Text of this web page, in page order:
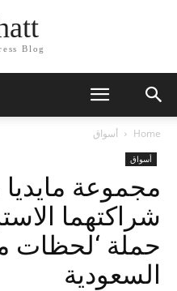
Blog
Home أسواق
أسواق
مجموعة
شراكتهما
حملة ‘لحظات
السعودية